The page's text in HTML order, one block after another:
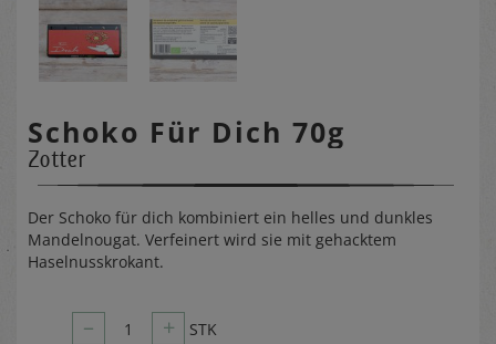
Schoko Für Dich 70g
Zotter
Der Schoko für dich kombiniert ein helles und dunkles
Mandelnougat. Verfeinert wird sie mit gehacktem
Haselnusskrokant.
– 1 + STK